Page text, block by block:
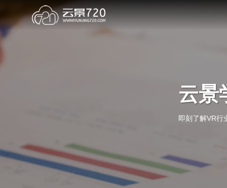
云景
即刻了解VR行